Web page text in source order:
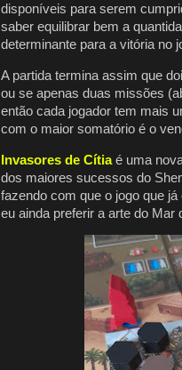
disponíveis para serem
saber equilibrar bem a
determinante para a vitória no
A partida termina assim que
ou se apenas duas missões
então cada jogador tem mais
com o maior somatório é o
Invasores de Cítiaé uma
dos maiores sucessos do
fazendo com que o jogo que
eu ainda preferir a arte do Mar